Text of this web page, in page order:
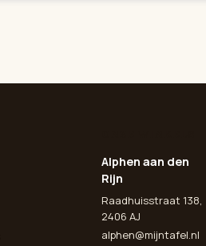
Alphen aan den
Rijn
Raadhuisstraat 138,
2406 AJ
alphen@mijntafel.nl